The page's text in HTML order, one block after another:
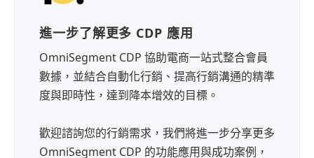
進一步了解更多 CDP 應用
OmniSegment CDP 協助電商一站式整合會員
數據，並結合自動化行銷、提高行銷溝通的精準
度與即時性，達到降本增效的目標。
歡迎諮詢您的行銷需求，我們將進一步分享更多
OmniSegment CDP 的功能應用與成功案例，